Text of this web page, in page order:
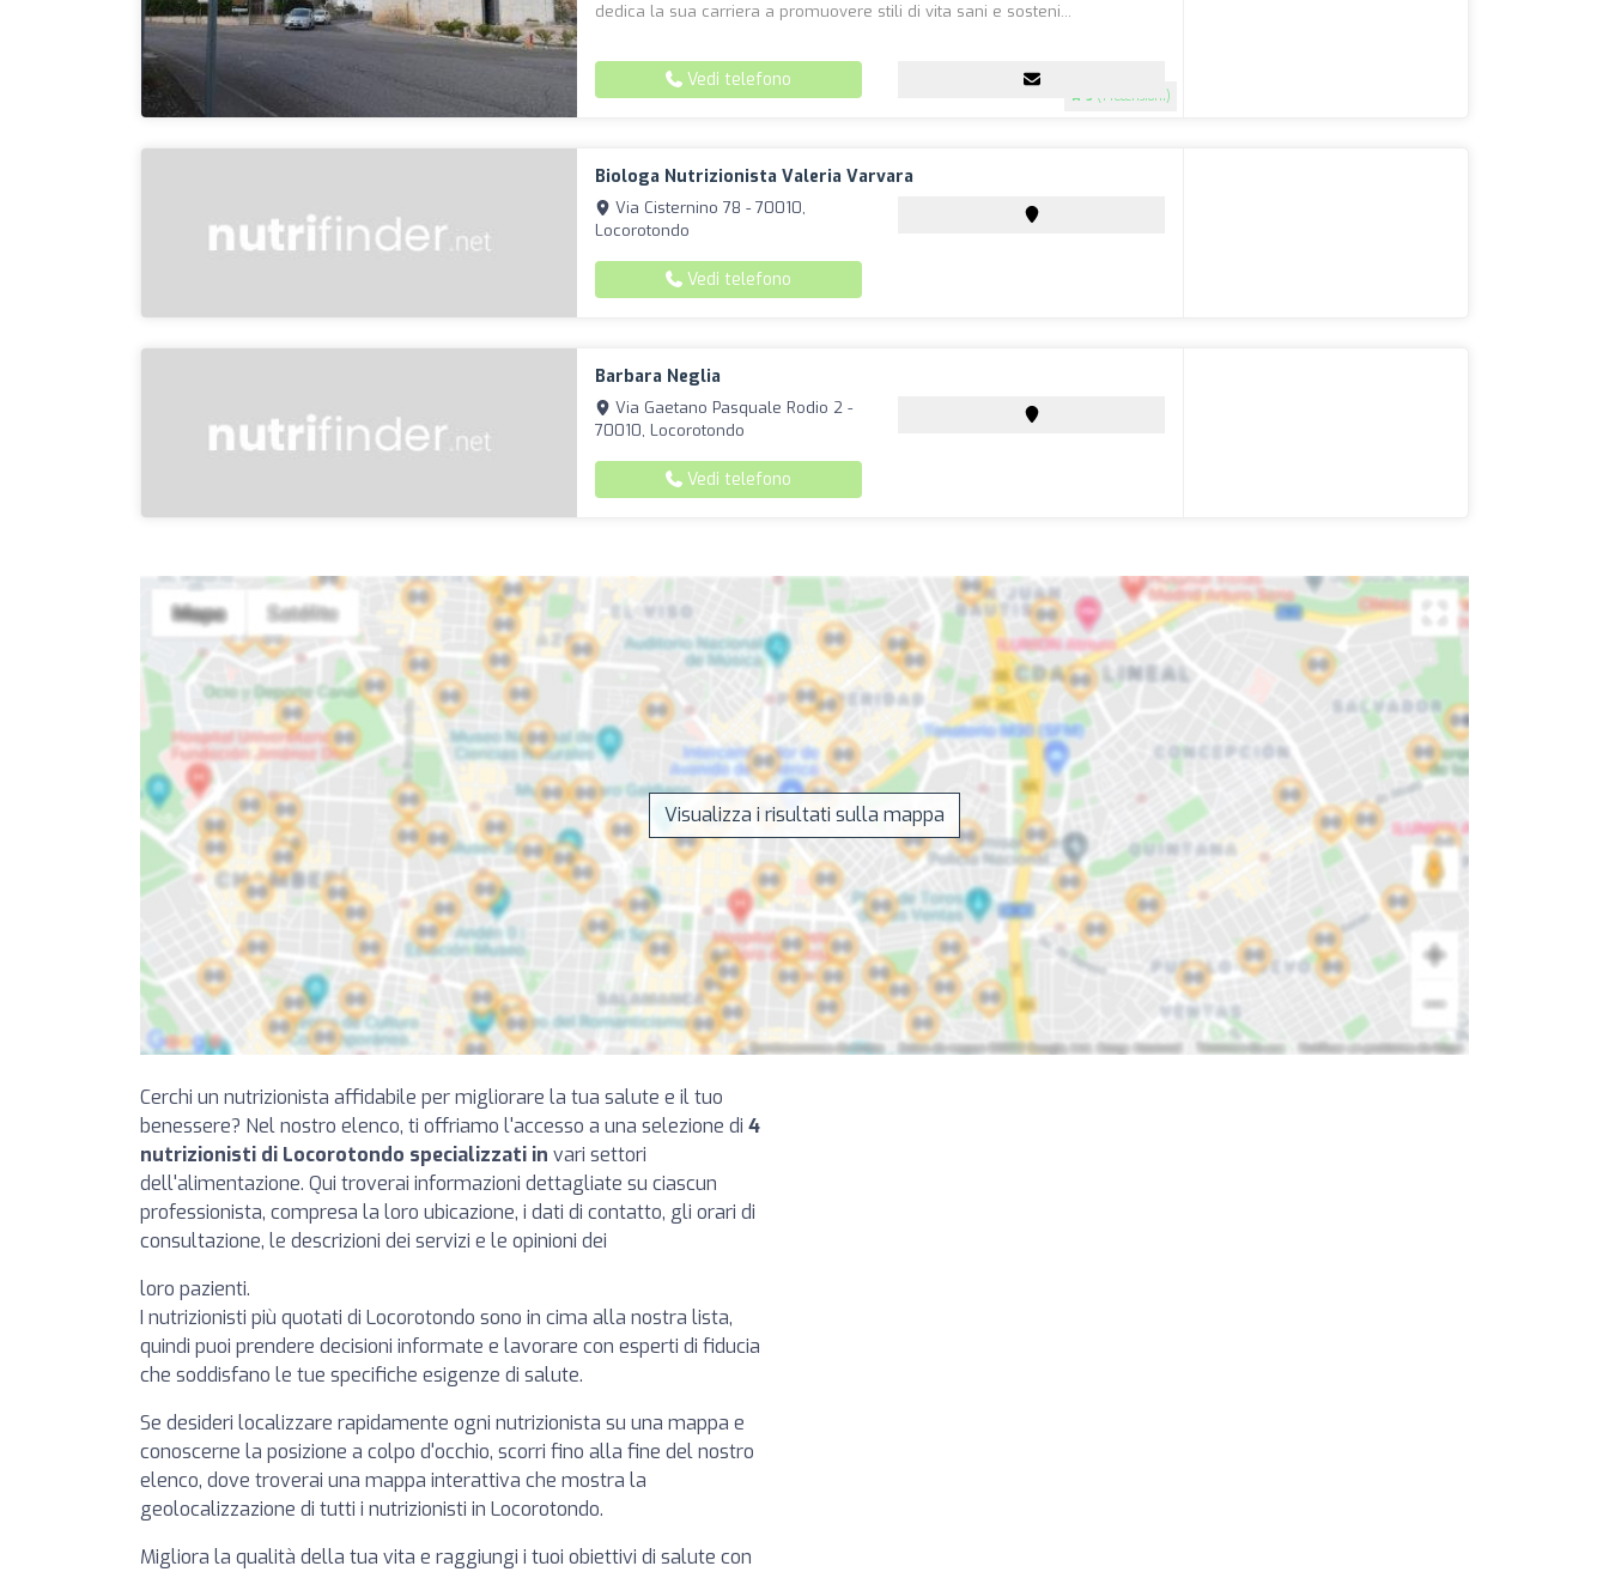
5 (1 recensioni)
dedica la sua carriera a promuovere stili di vita sani e sosteni...
Vedi telefono
Biologa Nutrizionista Valeria Varvara
Via Cisternino 78 - 70010,
Locorotondo
Vedi telefono
Barbara Neglia
Via Gaetano Pasquale Rodio 2 -
70010, Locorotondo
Vedi telefono
Visualizza i risultati sulla mappa
Cerchi un nutrizionista affidabile per migliorare la tua salute e il tuo
benessere? Nel nostro elenco, ti offriamo l'accesso a una selezione di 4
nutrizionisti di Locorotondo specializzati in vari settori
dell'alimentazione. Qui troverai informazioni dettagliate su ciascun
professionista, compresa la loro ubicazione, i dati di contatto, gli orari di
consultazione, le descrizioni dei servizi e le opinioni dei
loro pazienti.
I nutrizionisti più quotati di Locorotondo sono in cima alla nostra lista,
quindi puoi prendere decisioni informate e lavorare con esperti di fiducia
che soddisfano le tue specifiche esigenze di salute.
Se desideri localizzare rapidamente ogni nutrizionista su una mappa e
conoscerne la posizione a colpo d'occhio, scorri fino alla fine del nostro
elenco, dove troverai una mappa interattiva che mostra la
geolocalizzazione di tutti i nutrizionisti in Locorotondo.
Migliora la qualità della tua vita e raggiungi i tuoi obiettivi di salute con